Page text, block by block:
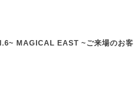
MAGICAL EAST ~ご来場のお客